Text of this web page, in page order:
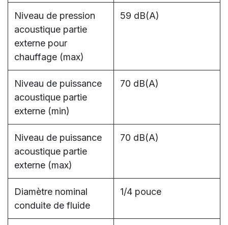
Niveau de pression
acoustique partie
externe pour
chauffage (max)
59 dB(A)
Niveau de puissance
acoustique partie
externe (min)
70 dB(A)
Niveau de puissance
acoustique partie
externe (max)
70 dB(A)
Diamètre nominal
conduite de fluide
1/4 pouce